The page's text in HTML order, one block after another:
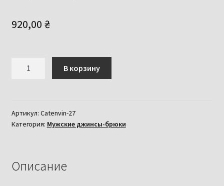
920,00 ₴
завужені
коричневого
ременем
В корзину
Артикул: Catenvin-27
Категория: Мужские джинсы-брюки
Описание